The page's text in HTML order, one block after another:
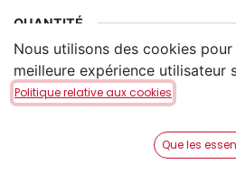
QUANTITÉ
2 4 + 1,90€ 6 +
Nous utilisons des cookies
meilleure expérience utilisateur
Politique relative aux cookies
Que les